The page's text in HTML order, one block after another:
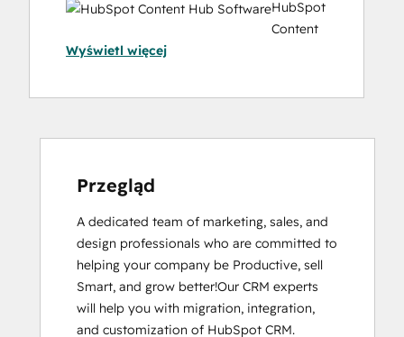
HubSpot
Content
HubSpot
for
HubSpot Marketing Hub Software
Certification
HubSpot Sales Hub Software
Certification
HubSpot Solutions Partner
Inbound Marketing
Inbound Sales
Service Hub Software
Wyświetl więcej
Przegląd
A dedicated team of marketing, sales, and
design professionals who are committed to
helping your company be Productive, sell
Smart, and grow better!Our CRM experts
will help you with migration, integration,
and customization of HubSpot CRM.